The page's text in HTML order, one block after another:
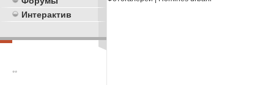
Интерактив
**